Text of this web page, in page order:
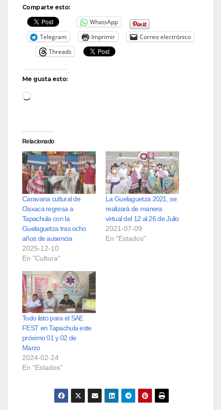
Comparte esto:
WhatsApp
Telegram
Imprimir
Correo electrónico
Threads
Me gusta esto:
Loading…
Relacionado
Caravana cultural de
Oaxaca regresa a
Tapachula con la
Guelaguetza tras ocho
años de ausencia
2025-12-10
En "Cultura"
La Guelaguetza 2021, se
realizará de manera
virtual del 12 al 26 de Julio
2021-07-09
En "Estados"
Todo listo para el SAE
FEST en Tapachula este
próximo 01 y 02 de
Marzo
2024-02-24
En "Estados"